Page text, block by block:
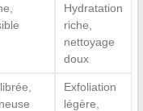
Hydratation
riche,
nettoyage
doux
Exfoliation
légère,